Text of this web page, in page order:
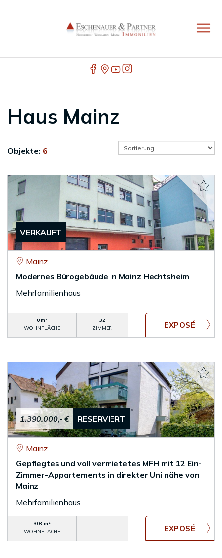
Haus Mainz
Objekte: 6
VERKAUFT
Mainz
Modernes Bürogebäude in Mainz Hechtsheim
Mehrfamilienhaus
0 m²
WOHNFLÄCHE
32
ZIMMER
1.390.000,- € RESERVIERT
Mainz
Gepflegtes und voll vermietetes MFH mit 12 Ein-
Zimmer-Appartements in direkter Uni nähe von
Mainz
Mehrfamilienhaus
303 m²
WOHNFLÄCHE